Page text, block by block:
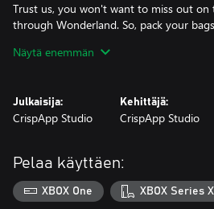
Trust us, you won't want to miss out on
through Wonderland. So, pack your
experience the thrill of hidden object
Näytä enemmän
Julkaisija:
CrispApp Studio
Kehittäjä:
CrispApp Studio
Pelaa käyttäen:
XBOX One XBOX Series